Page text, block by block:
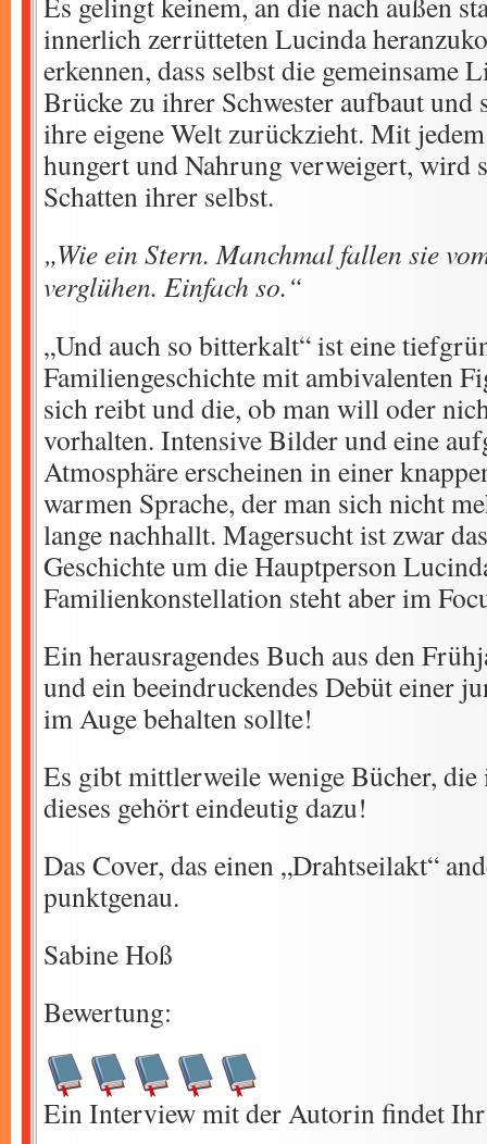
innerlich zerrütteten Lucinda
erkennen, dass selbst die gemeinsame
Brücke zu ihrer Schwester aufbaut
ihre eigene Welt zurückzieht. Mit
hungert und Nahrung verweigert, wird
Schatten ihrer selbst.
„Wie ein Stern. Manchmal fallen sie
verglühen. Einfach so.“
„Und auch so bitterkalt“ ist eine
Familiengeschichte mit ambivalenten
sich reibt und die, ob man will oder
vorhalten. Intensive Bilder und eine
Atmosphäre erscheinen in einer
warmen Sprache, der man sich nicht
lange nachhallt. Magersucht ist zwar
Geschichte um die Hauptperson
Familienkonstellation steht aber im
Ein herausragendes Buch aus den
und ein beeindruckendes Debüt einer
im Auge behalten sollte!
Es gibt mittlerweile wenige Bücher, die
dieses gehört eindeutig dazu!
Das Cover, das einen „Drahtseilakt“
punktgenau.
Sabine Hoß
Bewertung:
Ein Interview mit der Autorin findet